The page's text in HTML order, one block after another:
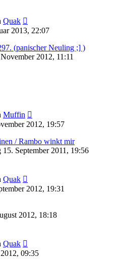
Quak
2013, 22:07
(panischer Neuling ;] )
2012, 11:11
Muffin
2012, 19:57
/ Rambo winkt mir
15. September 2011, 19:56
Quak
2012, 19:31
2012, 18:18
Quak
09:35